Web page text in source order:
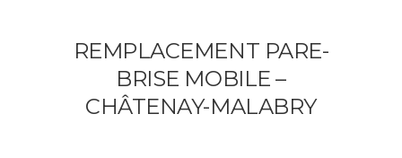
REMPLACEMENT PARE-
BRISE MOBILE –
CHÂTENAY-MALABRY